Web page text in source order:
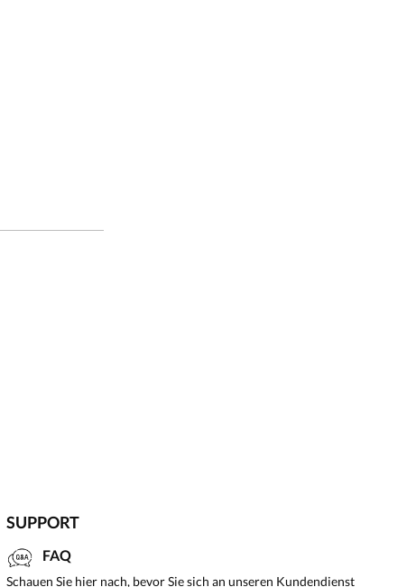
SUPPORT
FAQ
Schauen Sie hier nach, bevor Sie sich an unseren Kundendienst